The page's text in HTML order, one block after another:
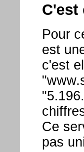
C'est
Pour
est
c'est
Ce
pas